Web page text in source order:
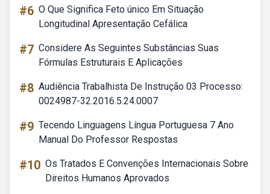
#6 O Que Significa Feto único Em Situação
Longitudinal Apresentação Cefálica
#7 Considere As Seguintes Substâncias Suas
Fórmulas Estruturais E Aplicações
#8 Audiência Trabalhista De Instrução 03 Processo:
0024987-32.2016.5.24.0007
#9 Tecendo Linguagens Língua Portuguesa 7 Ano
Manual Do Professor Respostas
#10 Os Tratados E Convenções Internacionais Sobre
Direitos Humanos Aprovados